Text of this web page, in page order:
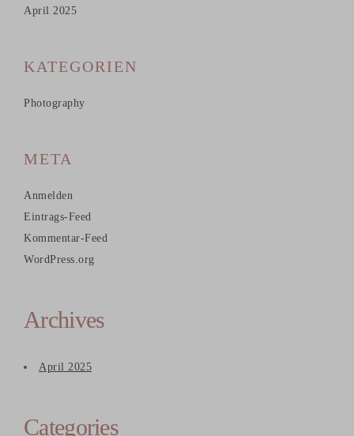
April 2025
KATEGORIEN
Photography
META
Anmelden
Eintrags-Feed
Kommentar-Feed
WordPress.org
Archives
April 2025
Categories